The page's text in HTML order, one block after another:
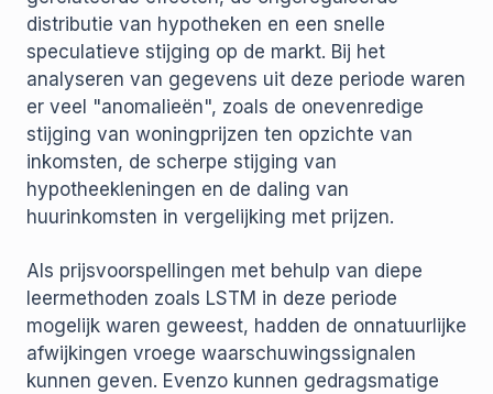
distributie van hypotheken en een snelle
speculatieve stijging op de markt. Bij het
analyseren van gegevens uit deze periode waren
er veel "anomalieën", zoals de onevenredige
stijging van woningprijzen ten opzichte van
inkomsten, de scherpe stijging van
hypotheekleningen en de daling van
huurinkomsten in vergelijking met prijzen.
Als prijsvoorspellingen met behulp van diepe
leermethoden zoals LSTM in deze periode
mogelijk waren geweest, hadden de onnatuurlijke
afwijkingen vroege waarschuwingssignalen
kunnen geven. Evenzo kunnen gedragsmatige